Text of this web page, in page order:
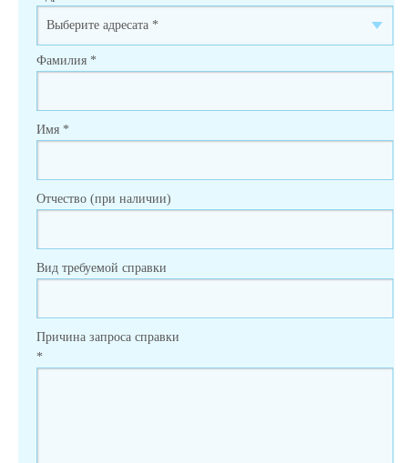
Фамилия *
Имя *
Отчество (при наличии)
Вид требуемой справки
Причина запроса справки
*